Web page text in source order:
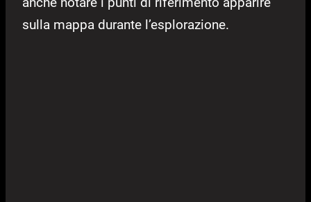
sulla mappa durante l’esplorazione.